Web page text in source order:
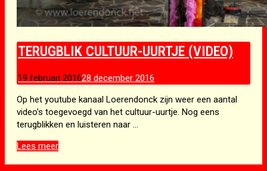
TERUGBLIK CULTUUR-UURTJE (VIDEO)
19 februari 201628 december 2016
Op het youtube kanaal Loerendonck zijn weer een aantal
video’s toegevoegd van het cultuur-uurtje. Nog eens
terugblikken en luisteren naar …
Terugblik
Lees meer